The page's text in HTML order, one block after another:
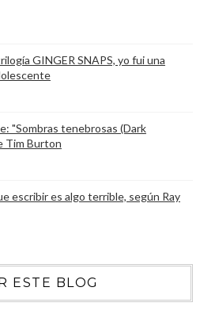
GINGER SNAPS, yo fui una
"Sombras tenebrosas (Dark
Tim Burton
escribir es algo terrible, según Ray
ESTE BLOG